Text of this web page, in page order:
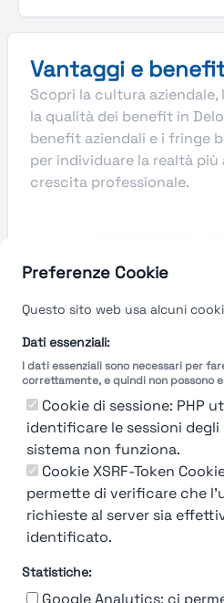
Preferenze Cookie
Questo sito web usa alcuni
Dati essenziali:
I dati essenziali sono necessari per
correttamente, e quindi non possono
Cookie di sessione: PHP
identificare le sessioni
sistema non funziona.
Cookie XSRF-Token
permette di verificare che
richieste al server sia
identificato.
Statistiche:
Google Analytics: ci
Vantaggi e
Scopri la cultura aziendale,
la qualità dei benefit in
benefit aziendali e i fringe
per individuare la realtà
crescita professionale.
Ops! Non
LoginorIscriviti